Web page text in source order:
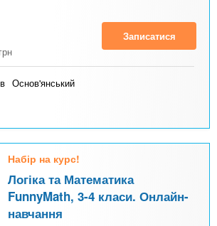
грн
Записатися
Основ'янський
Набір на курс!
Логіка та Математика
FunnyMath, 3-4 класи. Онлайн-
навчання